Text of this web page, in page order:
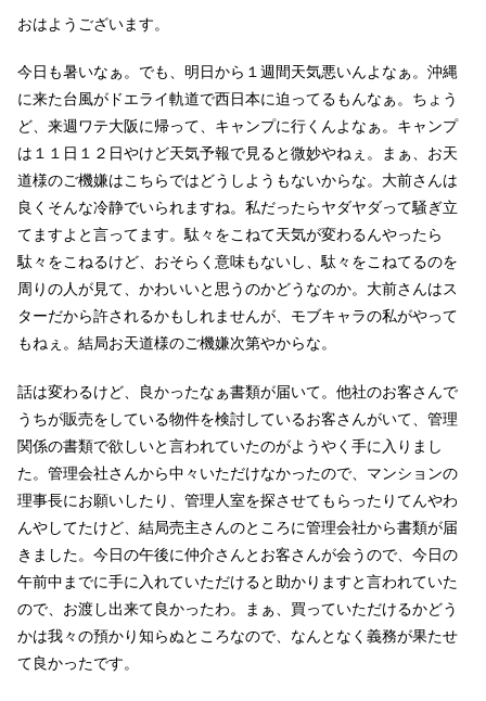
おはようございます。
今日も暑いなぁ。でも、明日から１週間天気悪いんよなぁ。沖縄
に来た台風がドエライ軌道で西日本に迫ってるもんなぁ。ちょう
ど、来週ワテ大阪に帰って、キャンプに行くんよなぁ。キャンプ
は１１日１２日やけど天気予報で見ると微妙やねぇ。まぁ、お天
道様のご機嫌はこちらではどうしようもないからな。大前さんは
良くそんな冷静でいられますね。私だったらヤダヤダって騒ぎ立
てますよと言ってます。駄々をこねて天気が変わるんやったら
駄々をこねるけど、おそらく意味もないし、駄々をこねてるのを
周りの人が見て、かわいいと思うのかどうなのか。大前さんはス
ターだから許されるかもしれませんが、モブキャラの私がやって
もねぇ。結局お天道様のご機嫌次第やからな。
話は変わるけど、良かったなぁ書類が届いて。他社のお客さんで
うちが販売をしている物件を検討しているお客さんがいて、管理
関係の書類で欲しいと言われていたのがようやく手に入りまし
た。管理会社さんから中々いただけなかったので、マンションの
理事長にお願いしたり、管理人室を探させてもらったりてんやわ
んやしてたけど、結局売主さんのところに管理会社から書類が届
きました。今日の午後に仲介さんとお客さんが会うので、今日の
午前中までに手に入れていただけると助かりますと言われていた
ので、お渡し出来て良かったわ。まぁ、買っていただけるかどう
かは我々の預かり知らぬところなので、なんとなく義務が果たせ
て良かったです。